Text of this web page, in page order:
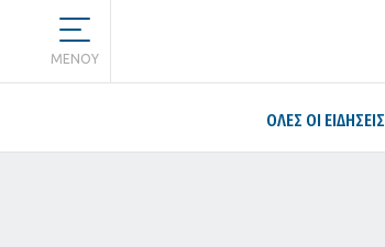
MENOY
ΌΛΕΣ ΟΙ ΕΙΔΉΣΕΙΣ